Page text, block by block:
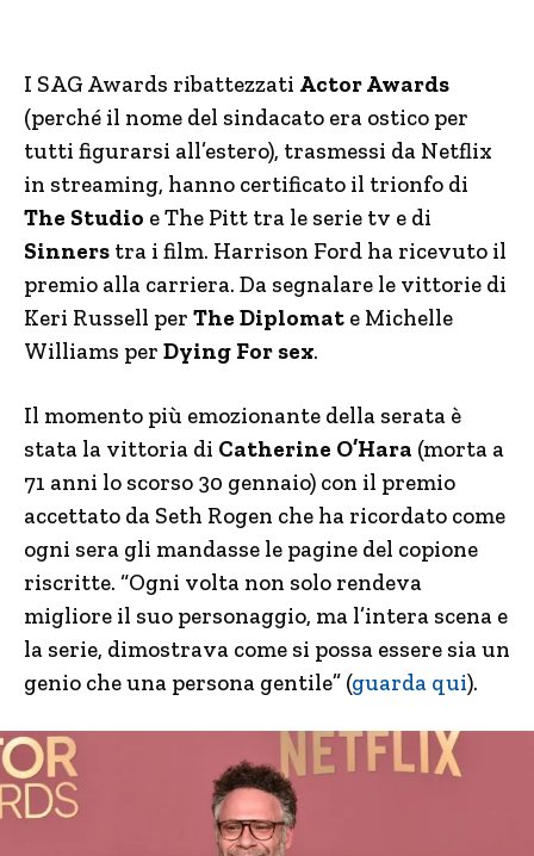
I SAG Awards ribattezzati Actor Awards
(perché il nome del sindacato era ostico per
tutti figurarsi all’estero), trasmessi da Netflix
in streaming, hanno certificato il trionfo di
The Studio e The Pitt tra le serie tv e di
Sinners tra i film. Harrison Ford ha ricevuto il
premio alla carriera. Da segnalare le vittorie di
Keri Russell per The Diplomat e Michelle
Williams per Dying For sex.
Il momento più emozionante della serata è
stata la vittoria di Catherine O’Hara (morta a
71 anni lo scorso 30 gennaio) con il premio
accettato da Seth Rogen che ha ricordato come
ogni sera gli mandasse le pagine del copione
riscritte. “Ogni volta non solo rendeva
migliore il suo personaggio, ma l’intera scena e
la serie, dimostrava come si possa essere sia un
genio che una persona gentile” (guarda qui).